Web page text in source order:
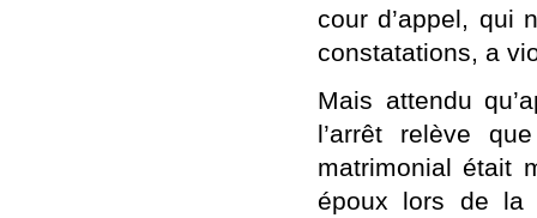
cour d’appel, qui
constatations, a
Mais attendu
l’arrêt relève
matrimonial était
époux lors de la